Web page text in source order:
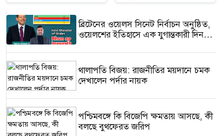
ব্রিটেনের ওয়েলস সিনেট নির্বাচন অনুষ্ঠিত,
ওয়েলশের ইতিহাসে এক যুগান্তকারী দিন,
থালাপতি বিজয়: রাজনীতির ময়দানে চমক
দেখালেন পর্দার নায়ক
পশ্চিমবঙ্গে কি বিজেপি ক্ষমতায় আসছে, কী
বলছে বুথফেরত জরিপ